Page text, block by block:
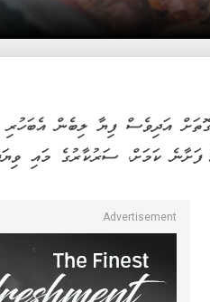
އަދިވެސް ފިޔާ ލިބެން
ފަށާނެ ކަމަށް، ސަރުކާރުގެ މައި